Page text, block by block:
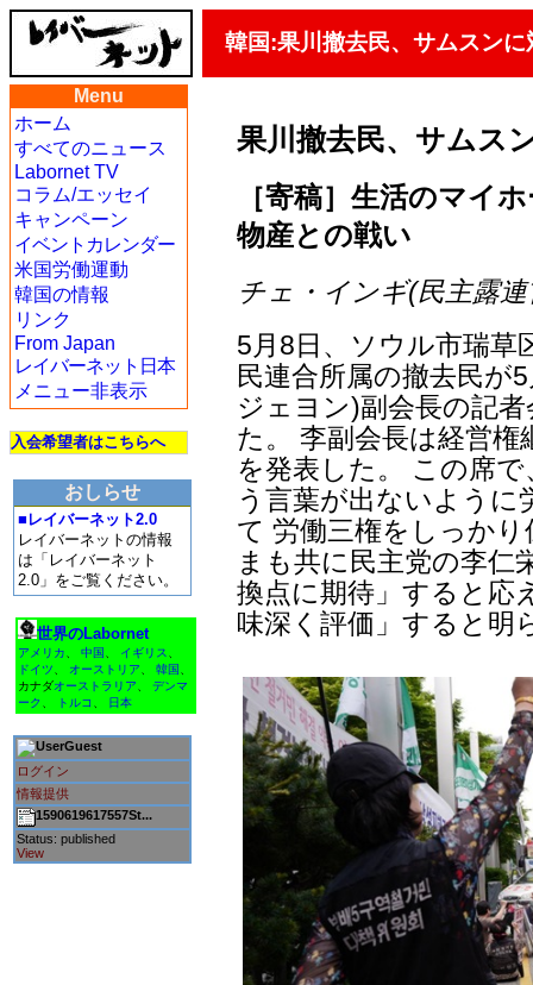
韓国:果川撤去民、サムスン
Menu
ホーム
すべてのニュース
Labornet TV
コラム/エッセイ
キャンペーン
イベントカレンダー
米国労働運動
韓国の情報
リンク
From Japan
レイバーネット日本
メニュー非表示
入会希望者はこちらへ
おしらせ
■レイバーネット2.0
レイバーネットの情報
は「レイバーネット
2.0」をご覧ください。
世界のLabornet
アメリカ 中国 イギリス
ドイツ
オーストリア 韓国
カナダオーストラリア
デンマ
ーク
トルコ 日本
Guest
ログイン
情報提供
1590619617557St...
Status: published
View
果川撤去民、サムス
［寄稿］生活のマイ
物産との戦い
チェ・インギ(民主露
5月8日、ソウル市瑞草
民連合所属の撤去民が
ジェヨン)副会長の記
た。 李副会長は経営
を発表した。 この席
う言葉が出ないように
て 労働三権をしっか
まも共に民主党の李仁
換点に期待」すると応
味深く評価」すると明